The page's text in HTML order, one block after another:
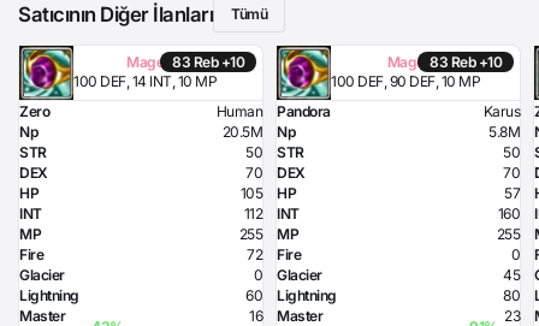
Satıcının Diğer İlanları Tümü
Mage
100 DEF, 14 INT, 10 MP
Zero
Human
Np
20.5M
STR
50
DEX
70
HP
105
INT
112
MP
255
Fire
72
Glacier
0
Lightning
60
Master
16
83 Reb +10
Mage
100 DEF, 90 DEF, 10 MP
Pandora
Karus
Np
5.8M
STR
50
DEX
70
HP
57
INT
160
MP
255
Fire
0
Glacier
45
Lightning
80
Master
23
83 Reb +10